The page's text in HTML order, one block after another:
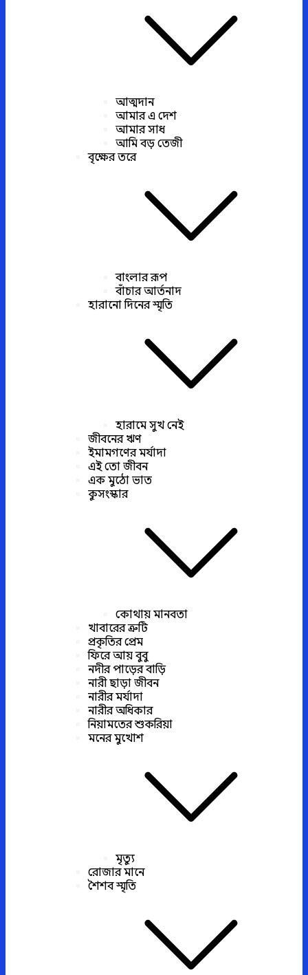
আত্মদান
আমার এ দেশ
আমার সাধ
আমি বড় তেজী
বৃক্ষের তরে
বাংলার রূপ
বাঁচার আর্তনাদ
হারানো দিনের স্মৃতি
হারামে সুখ নেই
জীবনের ঋণ
ইমামগণের মর্যাদা
এই তো জীবন
এক মুঠো ভাত
কুসংস্কার
কোথায় মানবতা
খাবারের ত্রুটি
প্রকৃতির প্রেম
ফিরে আয় বুবু
নদীর পাড়ের বাড়ি
নারী ছাড়া জীবন
নারীর মর্যাদা
নারীর অধিকার
নিয়ামতের শুকরিয়া
মনের মুখোশ
মৃত্যু
রোজার মানে
শৈশব স্মৃতি